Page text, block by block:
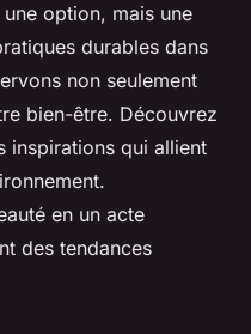
option, mais une
durables dans
non seulement
bien-être. Découvrez
inspirations qui allient
en un acte
des tendances